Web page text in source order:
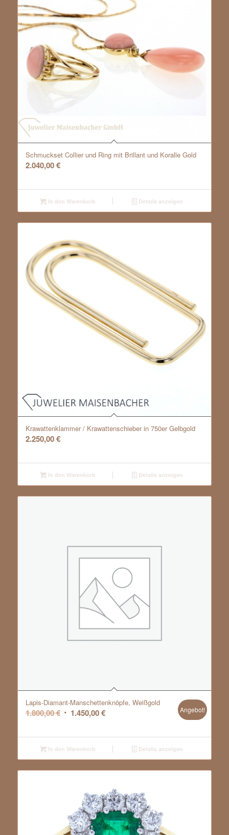
Schmuckset Collier und Ring mit Brillant und Koralle Gold
2.040,00€
In den Warenkorb Details anzeigen
Krawattenklammer / Krawattenschieber in 750er Gelbgold
2.250,00€
In den Warenkorb Details anzeigen
Lapis-Diamant-Manschettenknöpfe, Weißgold
1.800,00€ Ursprünglicher
war:
1.800,00 €
1.450,00€Aktueller
ist:
1.450,00 €.
Angebot!
In den Warenkorb Details anzeigen